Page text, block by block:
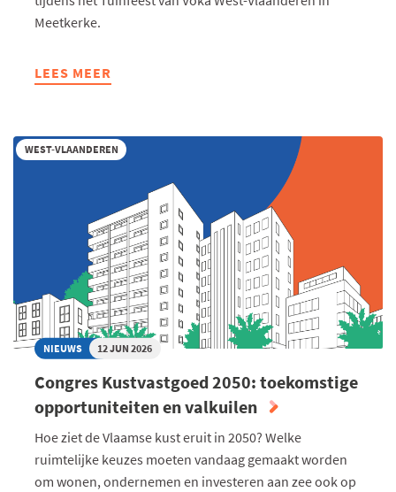
Meetkerke.
LEES MEER
ABOUT
PRIJS
LUDO
JOURNEY
WEST-VLAANDEREN
NIEUWS 12 JUN 2026
Congres Kustvastgoed 2050: toekomstige
opportuniteiten en valkuilen
Hoe ziet de Vlaamse kust eruit in 2050? Welke
ruimtelijke keuzes moeten vandaag gemaakt worden
om wonen, ondernemen en investeren aan zee ook op